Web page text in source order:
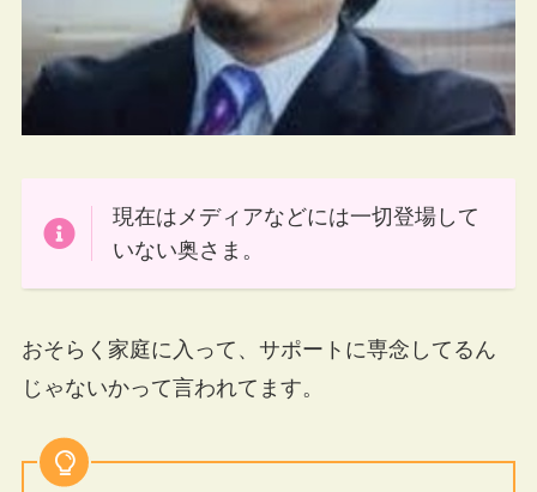
現在はメディアなどには一切登場して
いない奥さま。
おそらく家庭に入って、サポートに専念してるん
じゃないかって言われてます。